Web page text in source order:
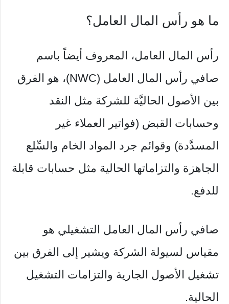
ما هو رأس المال العامل؟
رأس المال العامل، المعروف أيضاً باسم
صافي رأس المال العامل (NWC)، هو الفرق
بين الأصول الحاليَّة للشركة مثل النقد
وحسابات القبض (فواتير العملاء غير
المسدَّدة) وقوائم جرد المواد الخام والسِّلع
الجاهزة والتزاماتها الحالية مثل حسابات قابلة
للدفع.
صافي رأس المال العامل التشغيلي هو
مقياس لسيولة الشركة ويشير إلى الفرق بين
تشغيل الأصول الجارية والتزامات التشغيل
الحالية.